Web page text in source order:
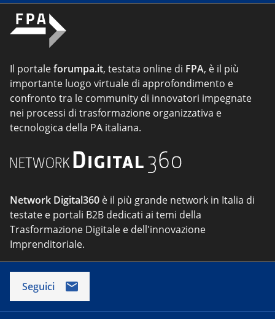
Il portaleforumpa.it, testata online di FPA, è il più
importante luogo virtuale di approfondimento e
confronto tra le community di innovatori impegnate
nei processi di trasformazione organizzativa e
tecnologica della PA italiana.
Network Digital360 è il più grande network in Italia di
testate e portali B2B dedicati ai temi della
Trasformazione Digitale e dell'innovazione
Imprenditoriale.
Seguici